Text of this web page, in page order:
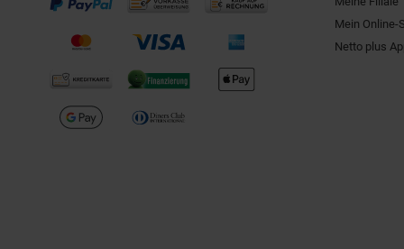
Mein Online-
Netto plus